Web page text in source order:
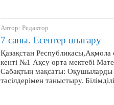
Автор: Редактор
7 саны. Есептер шығару
Қазақстан
кенті №1 Ақсу орта мектебі
Сабақтың мақсаты: Оқушыларды
тәсілдерімен таныстыру.